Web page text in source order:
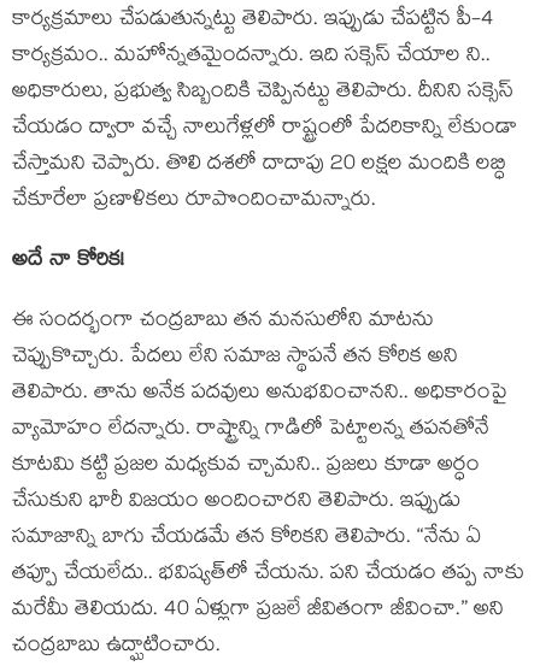
కార్య‌క్ర‌మాలు చేప‌డుతున్న‌ట్టు తెలిపారు. ఇప్పుడు చేప‌ట్టిన పీ-4
కార్య‌క్ర‌మం.. మ‌హోన్న‌త‌మైంద‌న్నారు. ఇది స‌క్సెస్ చేయాల ని..
అధికారులు, ప్ర‌భుత్వ సిబ్బందికి చెప్పిన‌ట్టు తెలిపారు. దీనిని స‌క్సెస్
చేయ‌డం ద్వారా వ‌చ్చే నాలుగేళ్ల‌లో రాష్ట్రంలో పేదరికాన్ని లేకుండా
చేస్తామ‌ని చెప్పారు. తొలి దశలో దాదాపు 20 లక్షల మందికి లబ్ధి
చేకూరేలా ప్రణాళికలు రూపొందించామ‌న్నారు.
అదే నా కోరిక‌!
ఈ సంద‌ర్భంగా చంద్ర‌బాబు త‌న మ‌న‌సులోని మాట‌ను
చెప్పుకొచ్చారు. పేద‌లు లేని స‌మాజ స్థాప‌నే త‌న కోరిక అని
తెలిపారు. తాను అనేక ప‌ద‌వులు అనుభవించాన‌ని.. అధికారంపై
వ్యామోహం లేద‌న్నారు. రాష్ట్రాన్ని గాడిలో పెట్టాల‌న్న త‌ప‌న‌తోనే
కూట‌మి క‌ట్టి ప్ర‌జ‌ల మ‌ధ్య‌కువ చ్చామ‌ని.. ప్ర‌జ‌లు కూడా అర్ధం
చేసుకుని భారీ విజ‌యం అందించార‌ని తెలిపారు. ఇప్పుడు
స‌మాజాన్ని బాగు చేయ‌డ‌మే త‌న కోరిక‌ని తెలిపారు. “నేను ఏ
తప్పూ చేయలేదు.. భవిష్యత్‌లో చేయను. పని చేయడం తప్ప నాకు
మరేమీ తెలియదు. 40 ఏళ్లుగా ప్రజలే జీవితంగా జీవించా.” అని
చంద్ర‌బాబు ఉద్ఘాటించారు.